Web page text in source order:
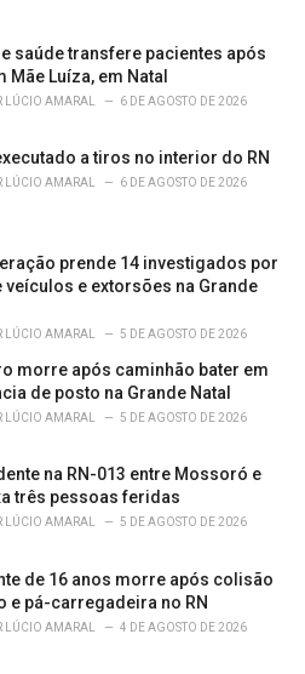
saúde transfere pacientes após
Mãe Luíza, em Natal
LÚCIO AMARAL 6 DE AGOSTO DE 2026
a tiros no interior do RN
LÚCIO AMARAL 6 DE AGOSTO DE 2026
prende 14 investigados por
veículos e extorsões na Grande
LÚCIO AMARAL 5 DE AGOSTO DE 2026
morre após caminhão bater em
de posto na Grande Natal
LÚCIO AMARAL 5 DE AGOSTO DE 2026
na RN-013 entre Mossoró e
três pessoas feridas
LÚCIO AMARAL 5 DE AGOSTO DE 2026
de 16 anos morre após colisão
e pá-carregadeira no RN
LÚCIO AMARAL 4 DE AGOSTO DE 2026